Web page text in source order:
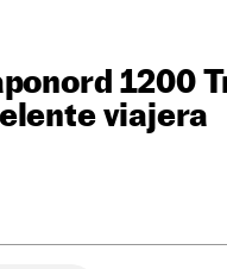
1200
viajera